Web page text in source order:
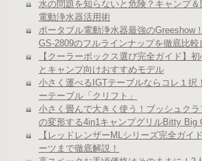
水の問題を知らないと危険？キャンプ
電動浄水器活用術
ポータブル電動浄水器最強のGreeshow
GS-2809のフルラインナップを徹底比較
【クーラーボックス選び完全ガイド】
とキャンプ向けおすすめモデル
小さく運べるIGTテーブルならコレ１択
ーテーブル「クリフト」
小さく畳んで大きく使う！ブッシュク
の変形する4in1キャンプグリルBitty Big
【レッドレンザーMLシリーズ完全ガイ
ーツまで徹底解説！